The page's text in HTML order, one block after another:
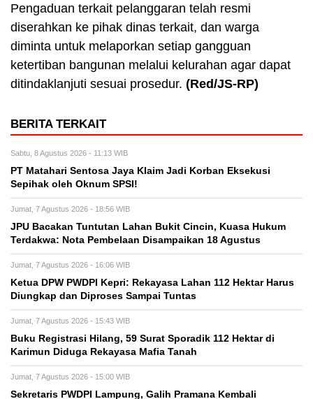
Pengaduan terkait pelanggaran telah resmi
diserahkan ke pihak dinas terkait, dan warga
diminta untuk melaporkan setiap gangguan
ketertiban bangunan melalui kelurahan agar dapat
ditindaklanjuti sesuai prosedur. (Red/JS-RP)
BERITA TERKAIT
Sabtu, 8 Agustus 2026 - 11:13 WIB
PT Matahari Sentosa Jaya Klaim Jadi Korban Eksekusi
Sepihak oleh Oknum SPSI!
Jumat, 7 Agustus 2026 - 18:56 WIB
JPU Bacakan Tuntutan Lahan Bukit Cincin, Kuasa Hukum
Terdakwa: Nota Pembelaan Disampaikan 18 Agustus
Jumat, 7 Agustus 2026 - 16:06 WIB
Ketua DPW PWDPI Kepri: Rekayasa Lahan 112 Hektar Harus
Diungkap dan Diproses Sampai Tuntas
Jumat, 7 Agustus 2026 - 15:43 WIB
Buku Registrasi Hilang, 59 Surat Sporadik 112 Hektar di
Karimun Diduga Rekayasa Mafia Tanah
Jumat, 7 Agustus 2026 - 15:00 WIB
Sekretaris PWDPI Lampung, Galih Pramana Kembali